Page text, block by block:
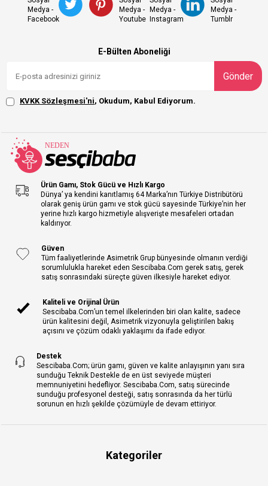
E-Bülten Aboneliği
Gönder
KVKK Sözleşmesi'ni, Okudum, Kabul Ediyorum.
Ürün Gamı, Stok Gücü ve Hızlı Kargo
Dünya’ ya kendini kanıtlamış 64 Marka’nın Türkiye Distribütörü
olarak geniş ürün gamı ve stok gücü sayesinde Türkiye’nin her
yerine hızlı kargo hizmetiyle alışverişte mesafeleri ortadan
kaldırıyor.
Güven
Tüm faaliyetlerinde Asimetrik Grup bünyesinde olmanın verdiği
sorumlulukla hareket eden Sescibaba.Com gerek satış, gerek
satış sonrasındaki süreçte güven ilkesiyle hareket ediyor.
Kaliteli ve Orijinal Ürün
Sescibaba.Com’un temel ilkelerinden biri olan kalite, sadece
ürün kalitesini değil, Asimetrik vizyonuyla geliştirilen bakış
açısını ve çözüm odaklı yaklaşımı da ifade ediyor.
Destek
Sescibaba.Com; ürün gamı, güven ve kalite anlayışının yanı sıra
sunduğu Teknik Destekle de en üst seviyede müşteri
memnuniyetini hedefliyor. Sescibaba.Com, satış sürecinde
sunduğu profesyonel desteği, satış sonrasında da her türlü
sorunun en hızlı şekilde çözümüyle de devam ettiriyor.
Kategoriler